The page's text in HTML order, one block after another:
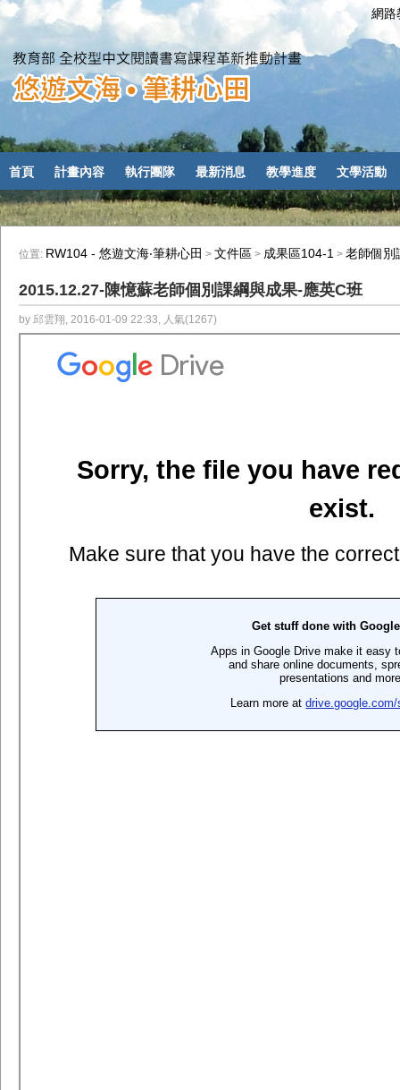
網路
首頁 計畫內容 執行團隊 最新消息 教學進度 文學活動
位置: RW104 - 悠遊文海‧筆耕心田 > 文件區 > 成果區104-1 > 老師個別
2015.12.27-陳憶蘇老師個別課綱與成果-應英C班
by 邱雲翔, 2016-01-09 22:33, 人氣(1267)